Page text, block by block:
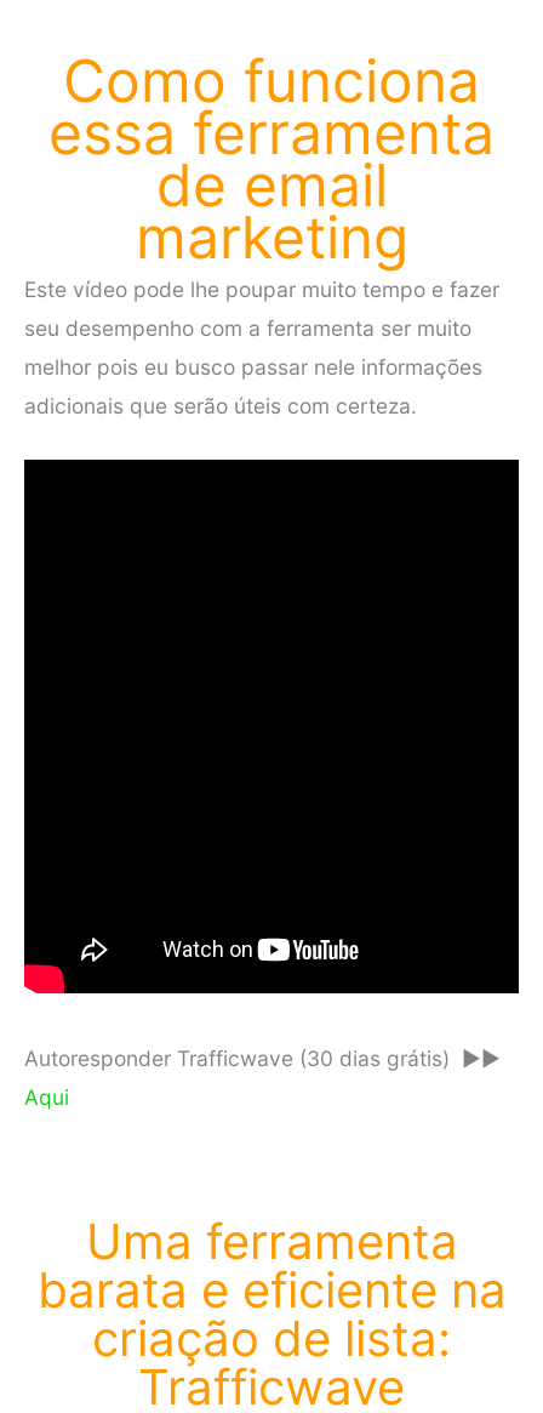
Como funciona
essa ferramenta
de email
marketing
Este vídeo pode lhe poupar muito tempo e fazer
seu desempenho com a ferramenta ser muito
melhor pois eu busco passar nele informações
adicionais que serão úteis com certeza.
Autoresponder Trafficwave (30 dias grátis) ►►
Aqui
Uma ferramenta
barata e eficiente na
criação de lista:
Trafficwave